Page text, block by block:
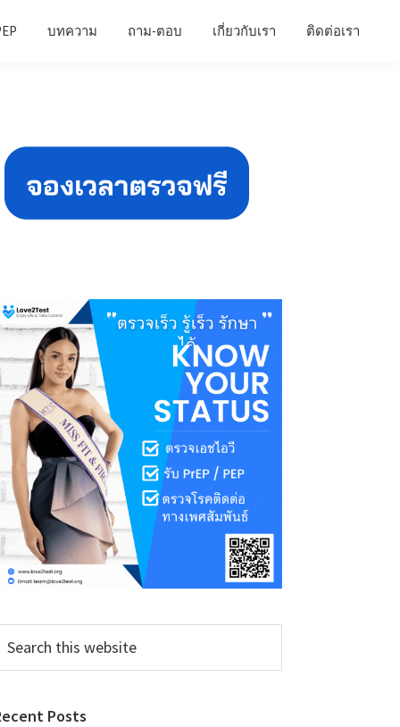
บทความ ถาม-ตอบ เกี่ยวกับเรา ติดต่อเรา
Sidebar
this
Posts